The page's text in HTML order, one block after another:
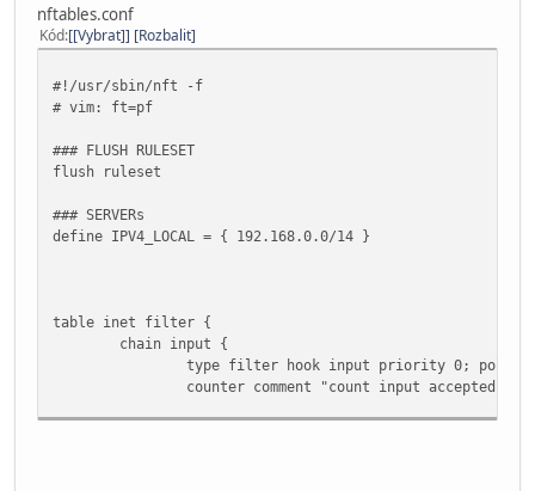
nftables.conf
Kód [Vybrat] Rozbalit
#!/usr/sbin/nft -f
# vim: ft=pf
### FLUSH RULESET
flush ruleset
### SERVERs
define IPV4_LOCAL = { 192.168.0.0/14 }
table inet filter {
chain input {
type filter hook input priority 0; policy
counter comment "count input accepted